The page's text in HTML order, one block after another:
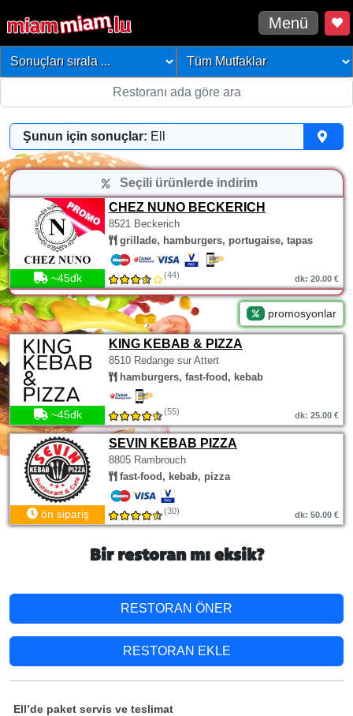
Menü
Şunun için sonuçlar: Ell
Seçili ürünlerde indirim
CHEZ NUNO BECKERICH
8521 Beckerich
grillade, hamburgers, portugaise, tapas
~45dk (44) dk: 20.00 €
promosyonlar
KING KEBAB & PIZZA
8510 Redange sur Attert
hamburgers, fast-food, kebab
~45dk (55) dk: 25.00 €
SEVIN KEBAB PIZZA
8805 Rambrouch
fast-food, kebab, pizza
ön sipariş (30) dk: 50.00 €
Bir restoran mı eksik?
RESTORAN ÖNER
RESTORAN EKLE
Ell’de paket servis ve teslimat